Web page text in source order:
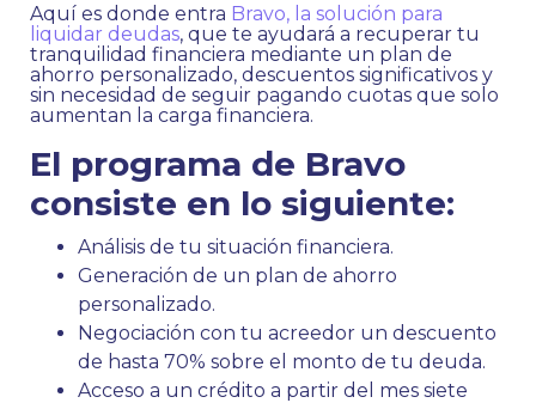
Aquí es donde entra Bravo, la solución para
liquidar deudas, que te ayudará a recuperar tu
tranquilidad financiera mediante un plan de
ahorro personalizado, descuentos significativos y
sin necesidad de seguir pagando cuotas que solo
aumentan la carga financiera.
El programa de Bravo
consiste en lo siguiente:
Análisis de tu situación financiera.
Generación de un plan de ahorro
personalizado.
Negociación con tu acreedor un descuento
de hasta 70% sobre el monto de tu deuda.
Acceso a un crédito a partir del mes siete